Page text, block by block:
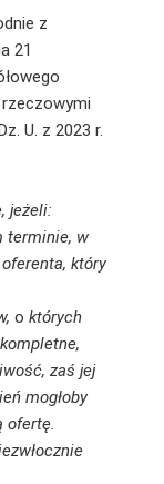
z
21
U. z 2023 r.
jeżeli:
terminie, w
który
o których
zaś jej
mogłoby
ofertę.